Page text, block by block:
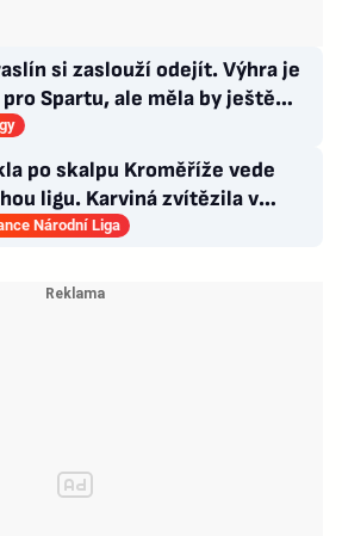
si zaslouží odejít. Výhra je
Spartu, ale měla by ještě
po skalpu Kroměříže vede
ligu. Karviná zvítězila v
remíza Ústí
Národní Liga